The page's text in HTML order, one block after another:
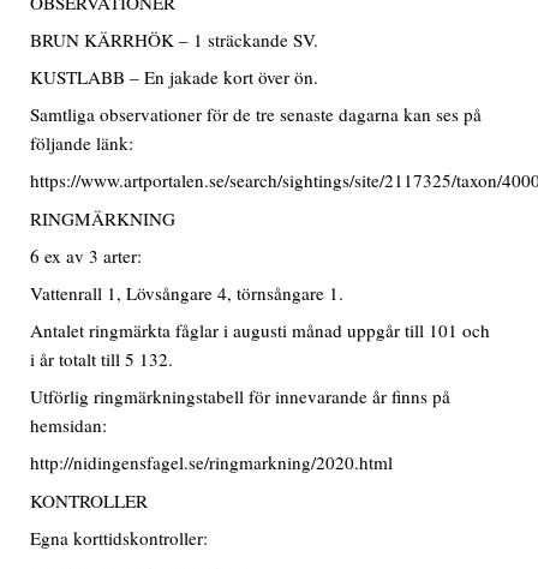
BRUN KÄRRHÖK – 1 sträckande SV.
KUSTLABB – En jakade kort över ön.
Samtliga observationer för de tre senaste dagarna kan ses på
följande länk:
https://www.artportalen.se/search/sightings/site/2117325/taxon/
RINGMÄRKNING
6 ex av 3 arter:
Vattenrall 1, Lövsångare 4, törnsångare 1.
Antalet ringmärkta fåglar i augusti månad uppgår till 101 och
i år totalt till 5 132.
Utförlig ringmärkningstabell för innevarande år finns på
hemsidan:
http://nidingensfagel.se/ringmarkning/2020.html
KONTROLLER
Egna korttidskontroller: